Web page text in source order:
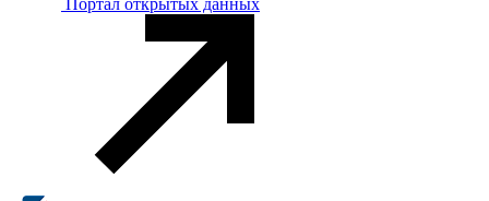
Портал открытых данных